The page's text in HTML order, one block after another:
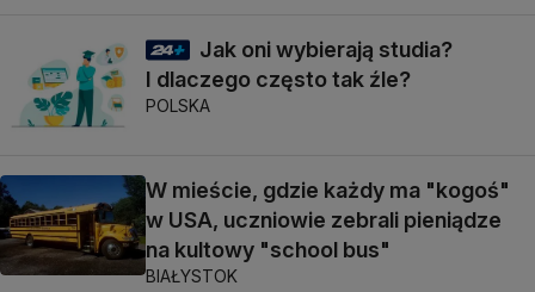
Jak oni wybierają studia?
I dlaczego często tak źle?
POLSKA
W mieście, gdzie każdy ma "kogoś"
w USA, uczniowie zebrali pieniądze
na kultowy "school bus"
BIAŁYSTOK